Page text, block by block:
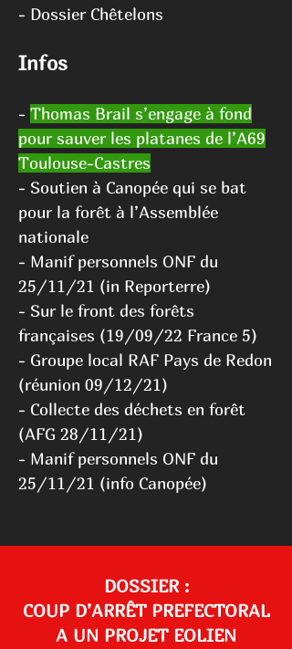
- Dossier Chêtelons
Infos
- Thomas Brail s’engage à fond
pour sauver les platanes de l’A69
Toulouse-Castres
- Soutien à Canopée qui se bat
pour la forêt à l’Assemblée
nationale
- Manif personnels ONF du
25/11/21 (in Reporterre)
- Sur le front des forêts
françaises (19/09/22 France 5)
- Groupe local RAF Pays de Redon
(réunion 09/12/21)
- Collecte des déchets en forêt
(AFG 28/11/21)
- Manif personnels ONF du
25/11/21 (info Canopée)
DOSSIER :
COUP D’ARRÊT PREFECTORAL
A UN PROJET EOLIEN